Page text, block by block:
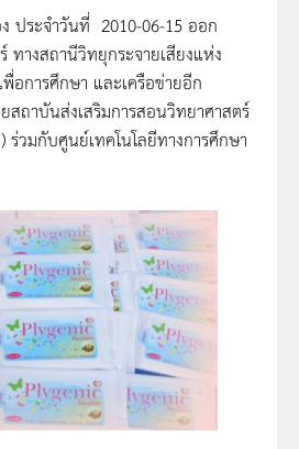
ประจำวันที่ 2010-06-15 ออก
างสถานีวิทยุกระจายเสียงแห่ง
อการศึกษา และเครือข่ายอีก
สถาบันส่งเสริมการสอนวิทยาศาสตร์
ร่วมกับศูนย์เทคโนโลยีทางการศึกษา